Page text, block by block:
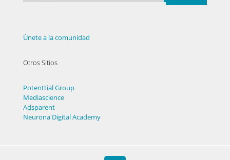
Únete a la comunidad
Otros Sitios
Potenttial Group
Mediascience
Adsparent
Neurona Digital Academy